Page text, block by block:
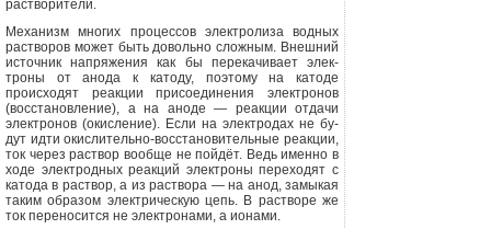
растворители.
Механизм многих процессов элек­тролиза водных
растворов может быть довольно сложным. Внешний
источник напряжения как бы перекачивает элек­
троны от анода к катоду, поэтому на ка­тоде
происходят реакции присоедине­ния электронов
(восстановление), а на аноде — реакции отдачи
электронов (окисление). Если на электродах не бу­
дут идти окислительно-восстановитель­ные реакции,
ток через раствор вообще не пойдёт. Ведь именно в
ходе электрод­ных реакций электроны переходят с
катода в раствор, а из раствора — на анод, замыкая
таким образом электри­ческую цепь. В растворе же
ток перено­сится не электронами, а ионами.